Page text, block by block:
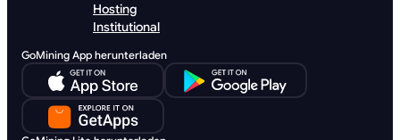
Hosting
Institutional
GoMining App herunterladen